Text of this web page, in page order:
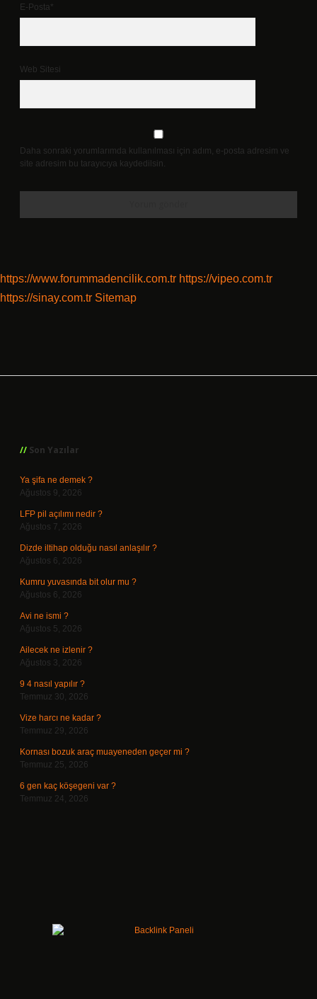
E-Posta*
Web Sitesi
Daha sonraki yorumlarımda kullanılması için adım, e-posta adresim ve
site adresim bu tarayıcıya kaydedilsin.
https://www.forummadencilik.com.tr https://vipeo.com.tr
https://sinay.com.tr Sitemap
Son Yazılar
Ya şifa ne demek ?
Ağustos 9, 2026
LFP pil açılımı nedir ?
Ağustos 7, 2026
Dizde iltihap olduğu nasıl anlaşılır ?
Ağustos 6, 2026
Kumru yuvasında bit olur mu ?
Ağustos 6, 2026
Avi ne ismi ?
Ağustos 5, 2026
Ailecek ne izlenir ?
Ağustos 3, 2026
9 4 nasıl yapılır ?
Temmuz 30, 2026
Vize harcı ne kadar ?
Temmuz 29, 2026
Kornası bozuk araç muayeneden geçer mi ?
Temmuz 25, 2026
6 gen kaç köşegeni var ?
Temmuz 24, 2026